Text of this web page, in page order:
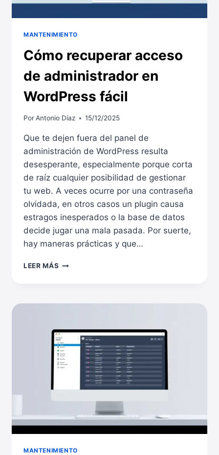
MANTENIMIENTO
Cómo recuperar acceso
de administrador en
WordPress fácil
PorAntonio Díaz 15/12/2025
Que te dejen fuera del panel de
administración de WordPress resulta
desesperante, especialmente porque corta
de raíz cualquier posibilidad de gestionar
tu web. A veces ocurre por una contraseña
olvidada, en otros casos un plugin causa
estragos inesperados o la base de datos
decide jugar una mala pasada. Por suerte,
hay maneras prácticas y que…
LEER MÁS CÓMO
ADMINISTRADOR
FÁCIL
MANTENIMIENTO